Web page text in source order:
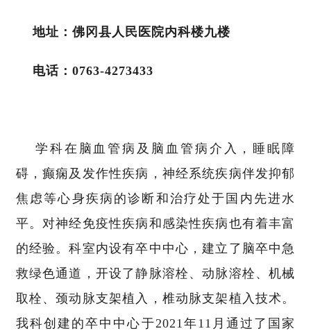
地址：佛冈县人民医院内科楼九楼
电话：0763-4273433
学科在脑血管病及脑血管病介入，睡眠障
碍，癫痫及发作性疾病，神经系统疾病伴发抑郁
焦虑等心身疾病的诊断和治疗处于国内先进水
平。对神经免疫性疾病和感染性疾病也有着丰富
的经验。科室内设有卒中中心，建立了脑卒中急
救绿色通道，开设了静脉溶栓、动脉溶栓、机械
取栓、颈动脉支架植入，椎动脉支架植入技术。
我科创建的卒中中心于2021年11月通过了国家